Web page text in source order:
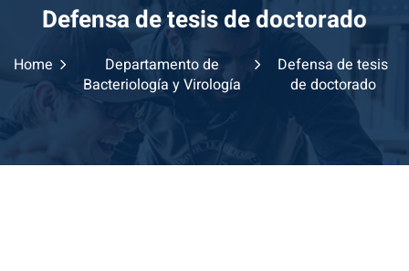
Defensa de tesis de doctorado
Home
Departamento de
Bacteriología y Virología
Defensa de tesis
de doctorado